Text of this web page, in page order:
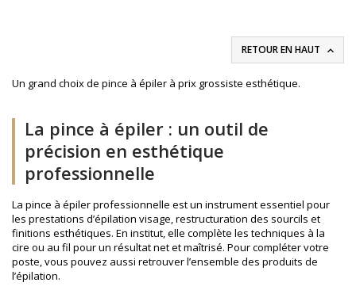
RETOUR EN HAUT 
Un grand choix de pince à épiler à prix grossiste esthétique.
La pince à épiler : un outil de
précision en esthétique
professionnelle
La pince à épiler professionnelle est un instrument essentiel pour
les prestations d’épilation visage, restructuration des sourcils et
finitions esthétiques. En institut, elle complète les techniques à la
cire ou au fil pour un résultat net et maîtrisé. Pour compléter votre
poste, vous pouvez aussi retrouver l’ensemble des produits de
l’épilation.